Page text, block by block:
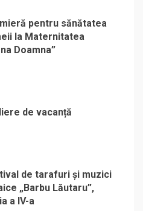
pentru sănătatea
la Maternitatea
Doamna”
de vacanță
de tarafuri și muzici
„Barbu Lăutaru”,
a IV-a